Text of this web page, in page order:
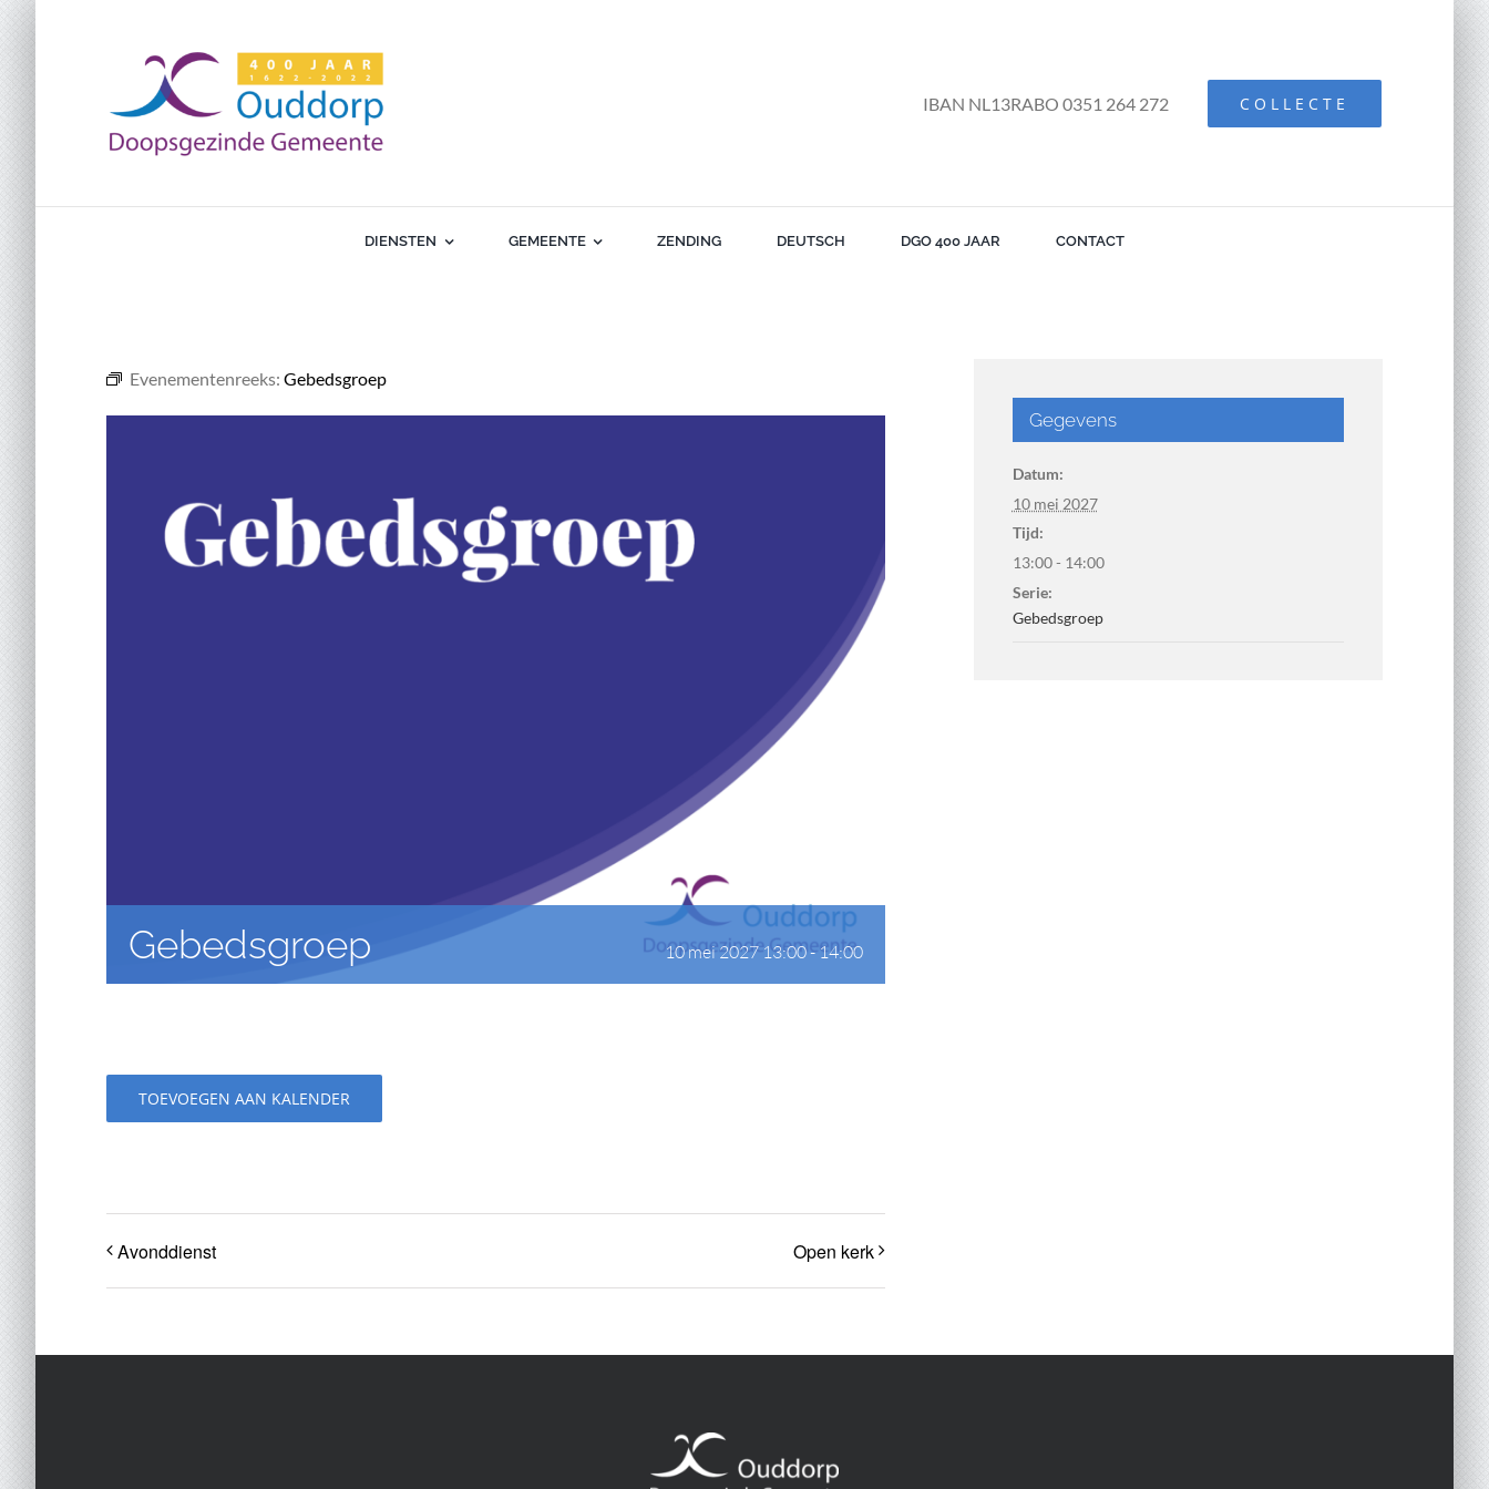
IBAN NL13RABO 0351 264 272
COLLECTE
DIENSTEN GEMEENTE ZENDING DEUTSCH DGO 400 JAAR CONTACT
Evenementenreeks: Gebedsgroep
Gebedsgroep 10 mei 2027 13:00-14:00
TOEVOEGEN AAN KALENDER
Avonddienst Open kerk
Gegevens
Datum:
10 mei 2027
Tijd:
13:00 - 14:00
Serie:
Gebedsgroep